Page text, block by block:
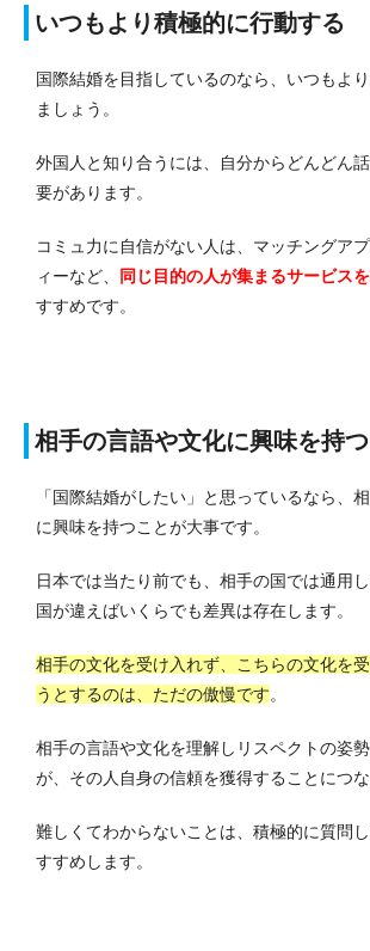
いつもより積極的に行動する
国際結婚を目指しているのなら、いつもよ
ましょう。
外国人と知り合うには、自分からどんどん
要があります。
コミュ力に自信がない人は、マッチングア
ィーなど、
同じ目的の人が集まるサービス
すすめです。
相手の言語や文化に興味を持つ
「国際結婚がしたい」と思っているなら、
に興味を持つことが大事です。
日本では当たり前でも、相手の国では通用し
国が違えばいくらでも差異は存在します。
相手の文化を受け入れず、こちらの文化を
うとするのは、ただの傲慢です。
相手の言語や文化を理解しリスペクトの姿
が、その人自身の信頼を獲得することにつな
難しくてわからないことは、積極的に質問
すすめします。